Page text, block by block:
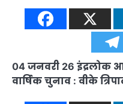
04 जनवरी 26 इंद्रलोक
वार्षिक चुनाव : वीके